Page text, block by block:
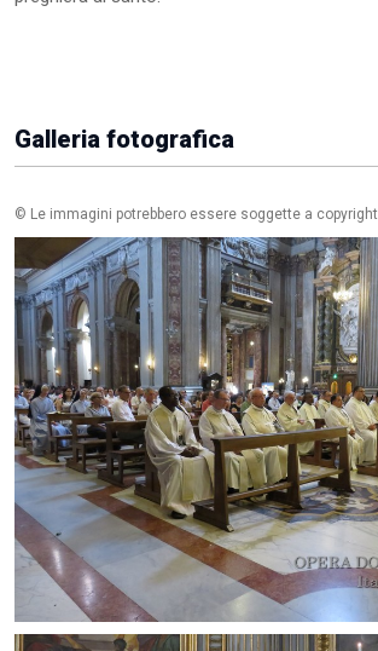
Galleria fotografica
© Le immagini potrebbero essere soggette a copyright